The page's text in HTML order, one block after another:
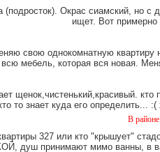
Окрас сиамский, но
ищет. Вот примерно
свою однокомнатную квартиру
мебель, которая вся новая.
щенок,чистенький,красивый. кто
то знает куда его определить...
В районе дома
327 или кто "крышует"
принимают мимо ванны, в